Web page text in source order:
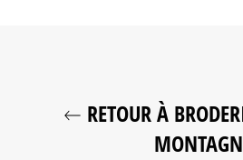
RETOUR À